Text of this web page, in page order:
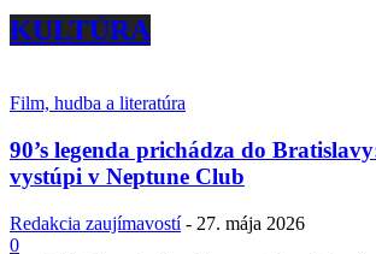
KULTÚRA
Film, hudba a literatúra
90’s legenda prichádza do
vystúpi v Neptune Club
Redakcia zaujímavostí - 27. mája 2026
0